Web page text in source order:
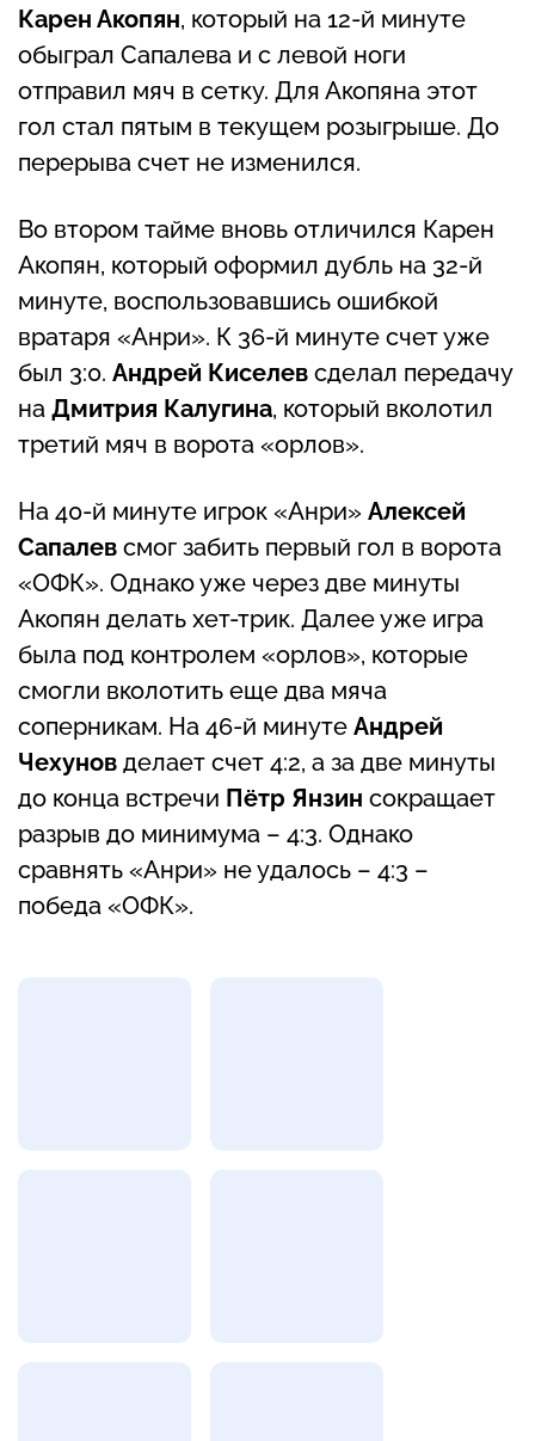
Карен Акопян, который на 12-й минуте
обыграл Сапалева и с левой ноги
отправил мяч в сетку. Для Акопяна этот
гол стал пятым в текущем розыгрыше. До
перерыва счет не изменился.
Во втором тайме вновь отличился Карен
Акопян, который оформил дубль на 32-й
минуте, воспользовавшись ошибкой
вратаря «Анри». К 36-й минуте счет уже
был 3:0. Андрей Киселев сделал передачу
на Дмитрия Калугина, который вколотил
третий мяч в ворота «орлов».
На 40-й минуте игрок «Анри» Алексей
Сапалев смог забить первый гол в ворота
«ОФК». Однако уже через две минуты
Акопян делать хет-трик. Далее уже игра
была под контролем «орлов», которые
смогли вколотить еще два мяча
соперникам. На 46-й минуте Андрей
Чехунов делает счет 4:2, а за две минуты
до конца встречи Пётр Янзин сокращает
разрыв до минимума – 4:3. Однако
сравнять «Анри» не удалось – 4:3 –
победа «ОФК».